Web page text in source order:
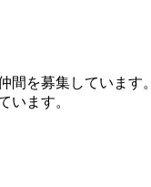
を募集しています。
います。